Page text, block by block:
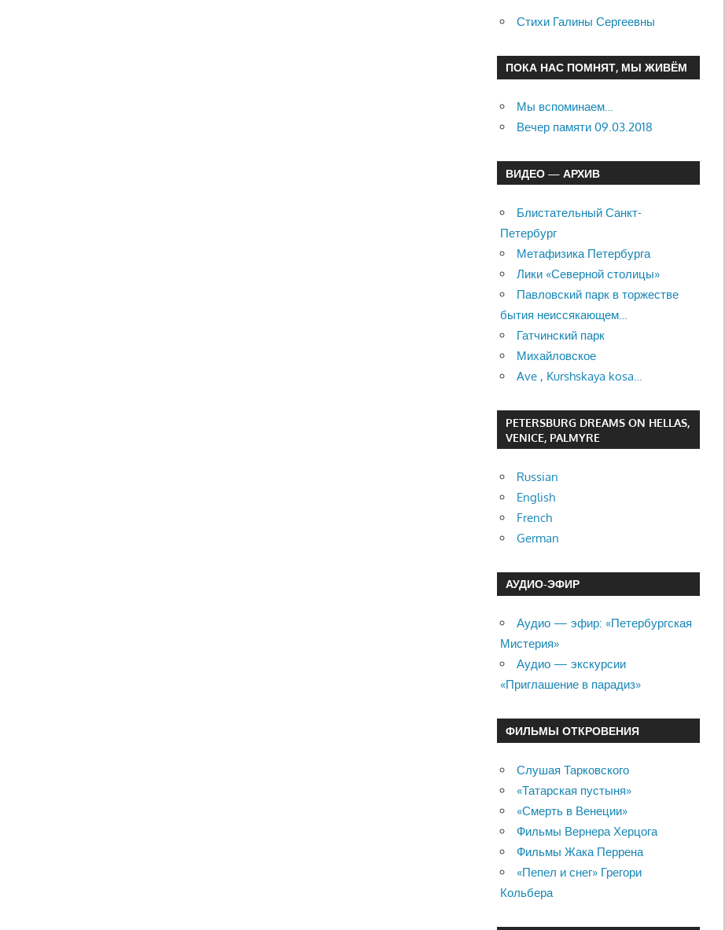
Стихи Галины Сергеевны
ПОКА НАС ПОМНЯТ, МЫ ЖИВЁМ
Мы вспоминаем…
Вечер памяти 09.03.2018
ВИДЕО — АРХИВ
Блистательный Санкт-
Петербург
Метафизика Петербурга
Лики «Северной столицы»
Павловский парк в торжестве
бытия неиссякающем…
Гатчинский парк
Михайловское
Ave , Kurshskaya kosa…
PETERSBURG DREAMS ON HELLAS,
VENICE, PALMYRE
Russian
English
French
German
АУДИО-ЭФИР
Аудио — эфир: «Петербургская
Мистерия»
Аудио — экскурсии
«Приглашение в парадиз»
ФИЛЬМЫ ОТКРОВЕНИЯ
Слушая Тарковского
«Татарская пустыня»
«Смерть в Венеции»
Фильмы Вернера Херцога
Фильмы Жака Перрена
«Пепел и снег» Грегори
Кольбера